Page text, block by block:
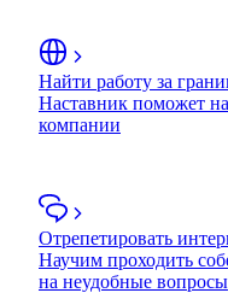
Найти работу за
Наставник поможет
компании
Отрепетировать
Научим проходить
на неудобные вопросы